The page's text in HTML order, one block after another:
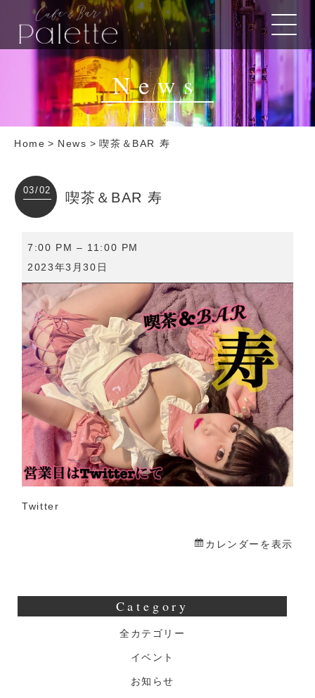
News
Home > News > 喫茶＆BAR 寿
03/02 喫茶＆BAR 寿
＆
BAR
寿
7:00 PM – 11:00 PM
2023年3月30日
Twitter
カレンダーを表示
Category
全カテゴリー
イベント
お知らせ